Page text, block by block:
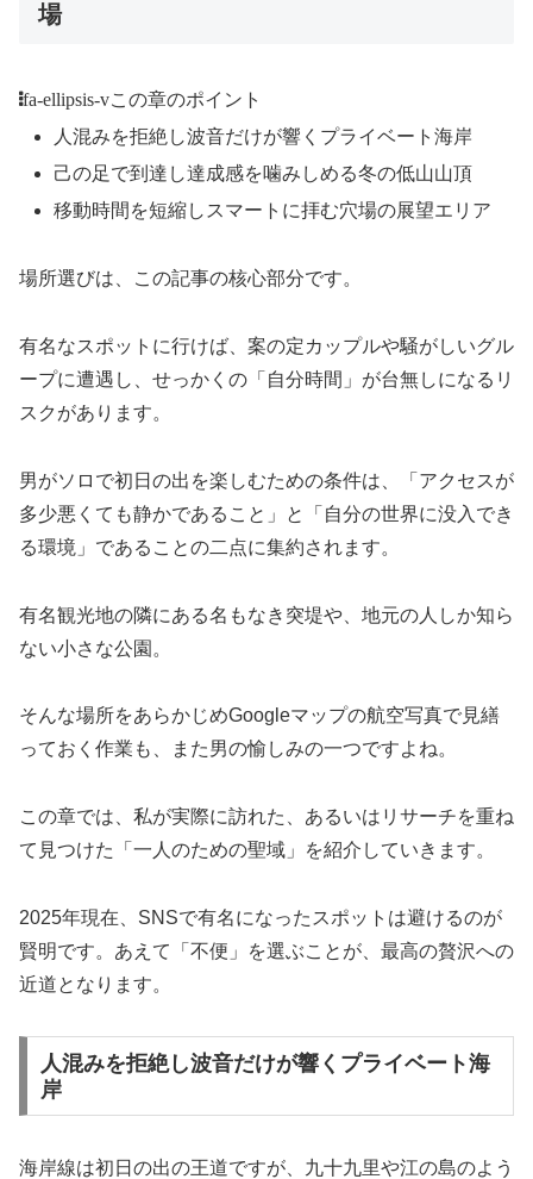
場
fa-ellipsis-vこの章のポイント
人混みを拒絶し波音だけが響くプライベート海岸
己の足で到達し達成感を噛みしめる冬の低山山頂
移動時間を短縮しスマートに拝む穴場の展望エリア
場所選びは、この記事の核心部分です。
有名なスポットに行けば、案の定カップルや騒がしいグル
ープに遭遇し、せっかくの「自分時間」が台無しになるリ
スクがあります。
男がソロで初日の出を楽しむための条件は、「アクセスが
多少悪くても静かであること」と「自分の世界に没入でき
る環境」であることの二点に集約されます。
有名観光地の隣にある名もなき突堤や、地元の人しか知ら
ない小さな公園。
そんな場所をあらかじめGoogleマップの航空写真で見繕
っておく作業も、また男の愉しみの一つですよね。
この章では、私が実際に訪れた、あるいはリサーチを重ね
て見つけた「一人のための聖域」を紹介していきます。
2025年現在、SNSで有名になったスポットは避けるのが
賢明です。あえて「不便」を選ぶことが、最高の贅沢への
近道となります。
人混みを拒絶し波音だけが響くプライベート海
岸
海岸線は初日の出の王道ですが、九十九里や江の島のよう